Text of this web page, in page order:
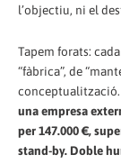
l’objectiu, ni el
Tapem forats:
“fàbrica”, de
conceptualització.
una empresa
per 147.000 €,
stand-by. Doble